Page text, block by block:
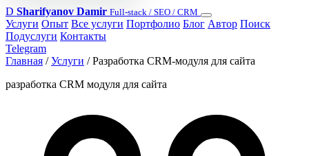
D Sharifyanov Damir Full-stack / SEO / CRM
Услуги Опыт Все услуги Портфолио Блог Автор Поиск
Подуслуги Контакты
Telegram
Главная / Услуги / Разработка CRM-модуля для сайта
разработка CRM модуля для сайта